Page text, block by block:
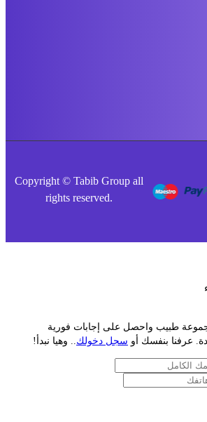
Copyright © Tabib Group all
rights reserved.
طبيب واحصل على إجابات فورية
بنفسك أوسجل دخولك.. وهيا نبدأ!